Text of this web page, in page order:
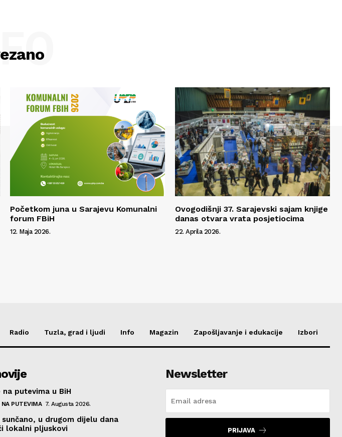
Početkom juna u Sarajevu Komunalni
forum FBiH
12. Maja 2026.
Ovogodišnji 37. Sarajevski sajam knjige
danas otvara vrata posjetiocima
22. Aprila 2026.
Radio Tuzla, grad i ljudi Info Magazin Zapošljavanje i edukacije Izbori
na putevima u BiH
PUTEVIMA 7. Augusta 2026.
sunčano, u drugom dijelu dana
lokalni pljuskovi
Newsletter
PRIJAVA